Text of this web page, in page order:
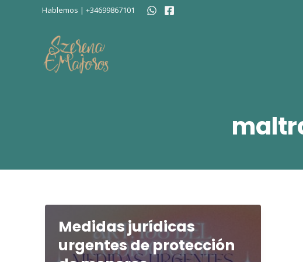
Hablemos | +34699867101
Medidas jurídicas
urgentes de protección